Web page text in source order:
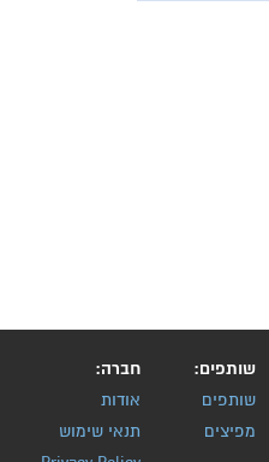
שותפים:
שותפים
מפיצים
חברה:
אודות
תנאי שימוש